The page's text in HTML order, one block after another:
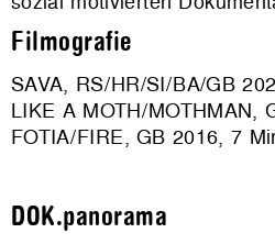
Filmografie
SAVA, RS/HR/SI/BA/GB
LIKE A MOTH/MOTHMAN,
FOTIA/FIRE, GB 2016, 7
DOK.panorama